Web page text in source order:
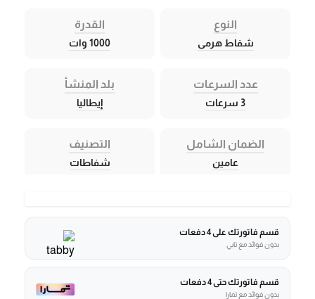
النوع
شفاط هرمى
القدرة
1000 وات
عدد السرعات
3 سرعات
بلد المنشأ
إيطاليا
الضمان الشامل
عامين
التصنيف
شفاطات
قسم فاتورتك على 4 دفعات
بدون فوائد مع تابي
قسم فاتورتك حتى 4 دفعات
بدون فوائد مع تمارا